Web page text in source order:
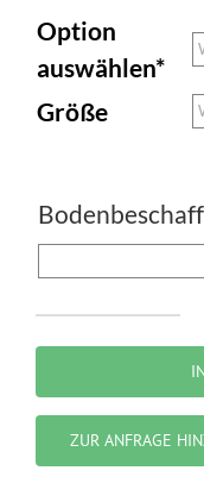
Option
auswählen*
Größe
ZUR ANFRAGE